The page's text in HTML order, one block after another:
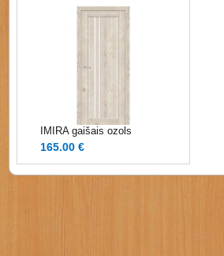
IMIRA gaišais ozols
165.00 €